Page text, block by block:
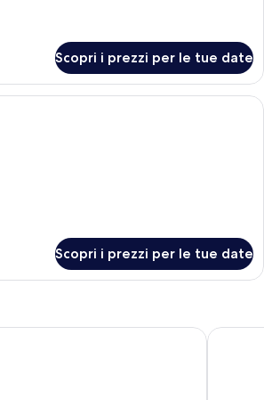
Scopri i prezzi per le tue date
Un bagno moderno con lavandino,
Scopri i prezzi per le tue date
Hotel